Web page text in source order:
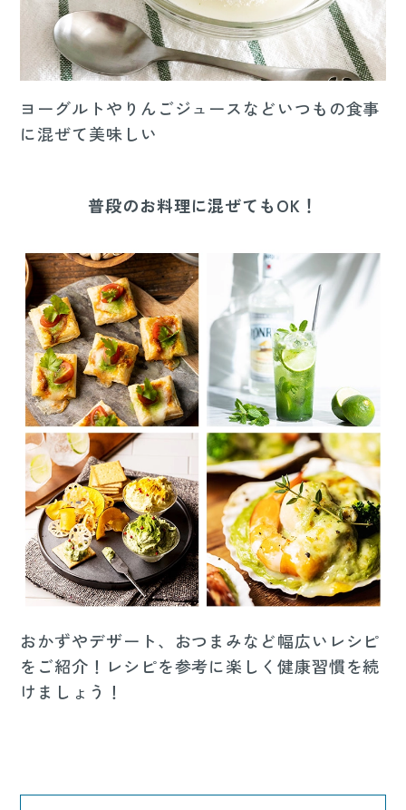
ヨーグルトやりんごジュースなどいつもの食事
に混ぜて美味しい
普段のお料理に混ぜてもOK！
おかずやデザート、おつまみなど幅広いレシピ
をご紹介！レシピを参考に楽しく健康習慣を続
けましょう！